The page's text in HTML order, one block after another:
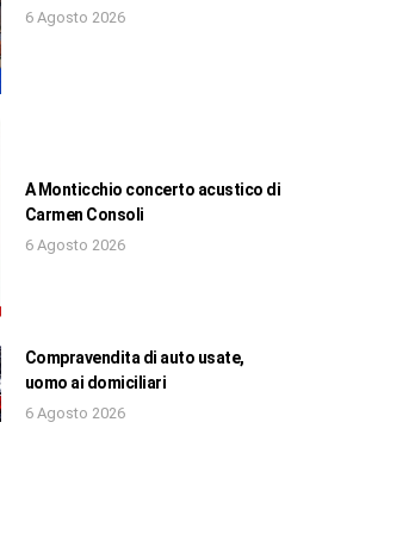
6 Agosto 2026
A Monticchio concerto acustico di
Carmen Consoli
6 Agosto 2026
Compravendita di auto usate,
uomo ai domiciliari
6 Agosto 2026